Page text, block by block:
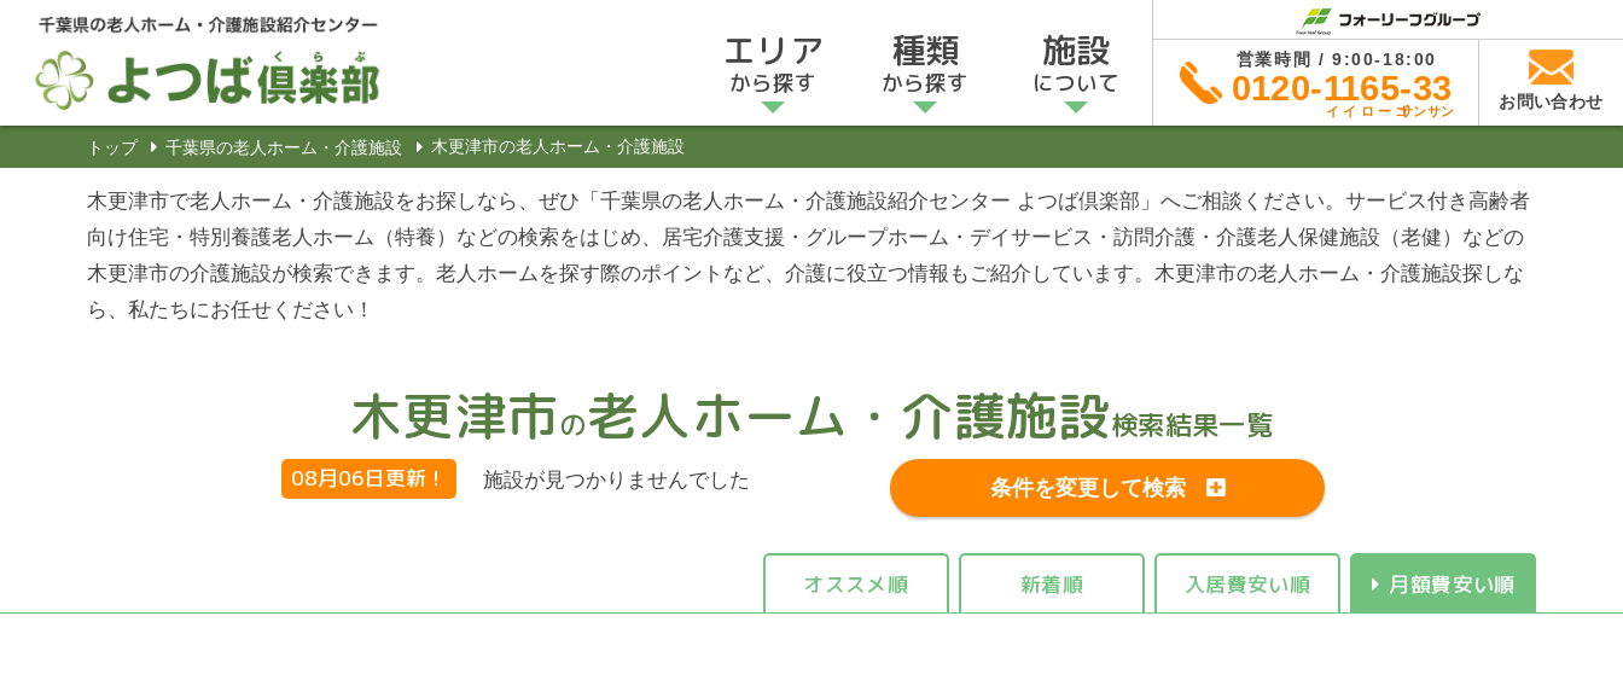
営業時間 / 9:00-18:00
0120-1165-33
イイローゴサンサン お問い合わせ
エリア
から探す
種類
から探す
施設
について
トップ 千葉県の老人ホーム・介護施設 木更津市の老人ホーム・介護施設
木更津市で老人ホーム・介護施設をお探しなら、ぜひ「千葉県の老人ホーム・介護施設紹介センター よつば倶楽部」へご相談ください。サービス付き高齢者
向け住宅・特別養護老人ホーム（特養）などの検索をはじめ、居宅介護支援・グループホーム・デイサービス・訪問介護・介護老人保健施設（老健）などの
木更津市の介護施設が検索できます。老人ホームを探す際のポイントなど、介護に役立つ情報もご紹介しています。木更津市の老人ホーム・介護施設探しな
ら、私たちにお任せください！
木更津市の老人ホーム・介護施設検索結果一覧
08月06日更新！ 施設が見つかりませんでした 条件を変更して検索
オススメ順 新着順 入居費安い順 月額費安い順